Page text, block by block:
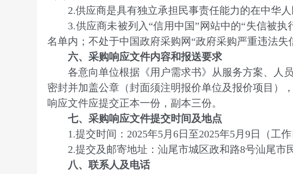
2.供应商是具有独立承担民事责任能力的在中华人
3.供应商未被列入“信用中国”网站中的“失信被执
名单内；不处于中国政府采购网“政府采购严重违法失
六、采购响应文件内容和报送要求
各意向单位根据《用户需求书》从服务方案、人员
密封并加盖公章（封面须注明报价单位及报价项目）
响应文件应提交正本一份，副本三份。
七、采购响应文件提交时间及地点
1.提交时间：2025年5月6日至2025年5月9日（工作
2.提交及邮寄地址：汕尾市城区政和路8号汕尾市民
八、联系人及电话